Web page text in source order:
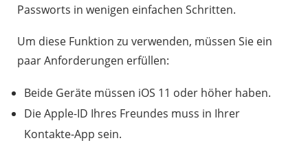
Passworts in wenigen einfachen Schritten.
Um diese Funktion zu verwenden, müssen Sie ein
paar Anforderungen erfüllen:
Beide Geräte müssen iOS 11 oder höher haben.
Die Apple-ID Ihres Freundes muss in Ihrer
Kontakte-App sein.